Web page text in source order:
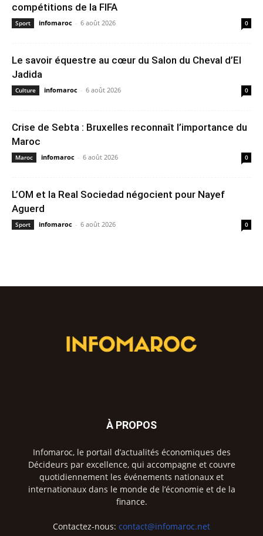
compétitions de la FIFA
Sport infomaroc - 6 août 2026 0
Le savoir équestre au cœur du Salon du Cheval d’El
Jadida
Culture infomaroc - 6 août 2026 0
Crise de Sebta : Bruxelles reconnaît l’importance du
Maroc
Maroc infomaroc - 6 août 2026 0
L’OM et la Real Sociedad négocient pour Nayef
Aguerd
Sport infomaroc - 6 août 2026 0
À PROPOS
Infomaroc, le portail d’actualités économiques des
Décideurs par excellence, qui accompagne et couvre
quotidiennement les événements nationaux et
internationaux dans le monde de l’économie et de la
finance.
Contactez-nous: contact@infomaroc.net